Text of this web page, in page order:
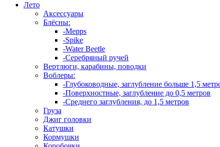
Лето
Аксессуары
Блёсны:
-Mepps
-Spike
-Water Beetle
-Серебряный ручей
Вертлюги, карабины, поводки
Воблеры:
-Глубоководные, заглубление больше 1,5
-Поверхностные, заглубление до 0,5 метров
-Среднего заглубления, до 1,5 метров
Груза
Джиг головки
Катушки
Кормушки